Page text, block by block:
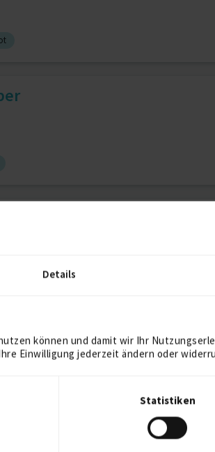
Details
können und damit wir Ihr
Einwilligung jederzeit ändern oder
Statistiken
Boot, Fullst...